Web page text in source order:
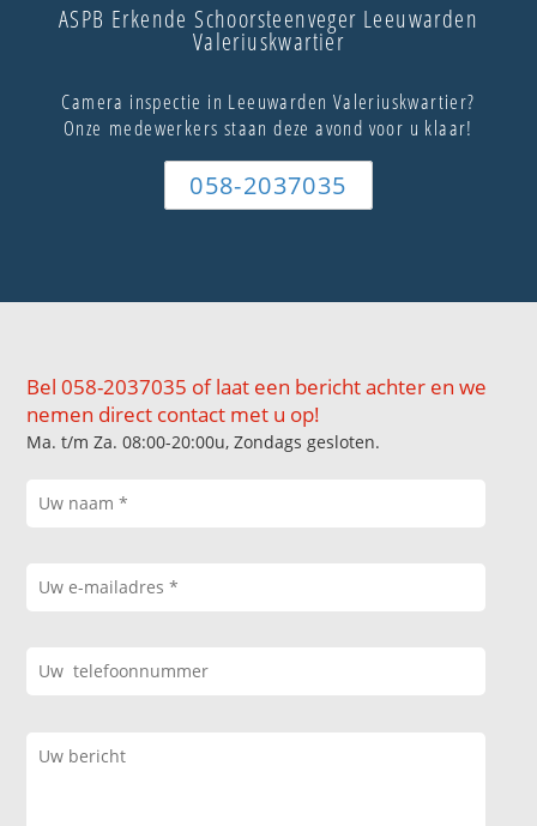
ASPB Erkende Schoorsteenveger Leeuwarden
Valeriuskwartier
Camera inspectie in Leeuwarden Valeriuskwartier?
Onze medewerkers staan deze avond voor u klaar!
058-2037035
Bel 058-2037035 of laat een bericht achter en we
nemen direct contact met u op!
Ma. t/m Za. 08:00-20:00u, Zondags gesloten.